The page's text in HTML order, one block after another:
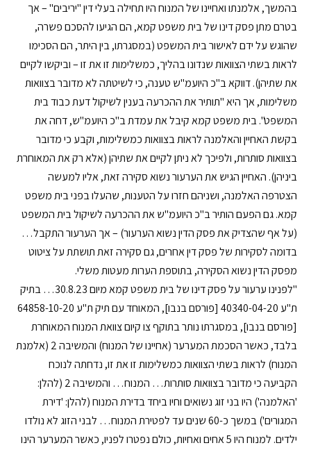
בהמשך, אלמנתו ואחיינו של המנוח היו תחילה בעלי דין "יריבים" – אך
בטרם מתן פסק דינו של בית משפט קמא, הם הגיעו להסכם פשרה,
שהוגש על ידם לאישור בית המשפט (במסגרתו, בין היתר, הם הסכימו
לראות בשתי הצוואות שנדונו בהליך, כמשלימות זו את זו – וביקשו לקיים
את שתיהן). דווקא ב"כ היועמ"ש טענה, כי לשיטתה לא מדובר בצוואות
משלימות, אך היא "תותיר את ההכרעה בענין לשיקול דעת כבוד בית
המשפט". בית משפט קמא קיבל את עמדת ב"כ היועמ"ש, דחה את
בקשת האחיין והאלמנה לראות בצוואות כמשלימות, וקבע כי מדובר
בצוואות סותרות, ולפיכך לא ניתן לקיים את שתיהן (אלא רק את המאוחרת
ביניהן). האחיין הגיש את הערעור נשוא סקירה זאת, אליו למעשה
הצטרפה האלמנה, ושניהם חזרו על הטענות, שהעלו בפני בית משפט
קמא. גם הפעם הותיר ב"כ היועמ"ש את ההכרעה לשיקול בית המשפט
(על אף שהצדיק את פסק הדין נשוא הערעור) – אך הערעור התקבל…
בדומה לסקירות של פסק דין אחרים, גם סקירה זאת תושתת על ציטוט
מפסק הדין נשוא הסקירה, בתוספת הערות מעטות משלי.
"לפנינו ערעור על פסק דינו של בית משפט קמא מיום 30.8.23… בתיק
ת"ע 40340-04-20 [פורסם בנבו], המאוחד עם תיק ת"ע 64858-10-20
[פורסם בנבו], במסגרתו נותר בתוקף צו קיום צוואת המנוח המאוחרת
בלבד, כאשר הסכמת המערער (אחיינו של המנוח) והמשיבה 2 (אלמנת
המנוח) לראות בשתי הצוואות כמשלימות זו את זו, נדחתה לנוכח
הקביעה כי מדובר בצוואות סותרות… המנוח… והמשיבה 2 (להלן:
'האלמנה') היו בני זוג נשואים וחיו ביחד בדירת המנוח (להלן: 'דירת
המגורים') במשך כ-60 שנים עד לפטירת המנוח… לבני הזוג לא נולדו
ילדים. למנוח היו 5 אחים ואחיות, כולם נפטרו לפניו, כאשר המערער הינו